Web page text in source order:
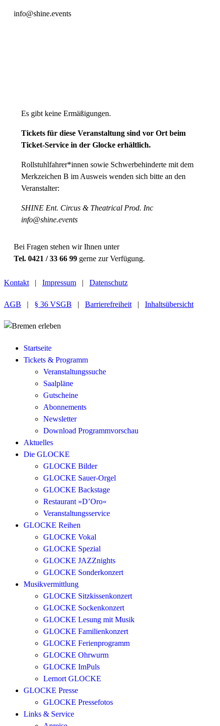
info@shine.events
Es gibt keine Ermäßigungen.
Tickets für diese Veranstaltung sind vor Ort beim
Ticket-Service in der Glocke erhältlich.
Rollstuhlfahrer*innen sowie Schwerbehinderte mit dem
Merkzeichen B im Ausweis wenden sich bitte an den
Veranstalter:
SHINE Ent. Circus & Theatrical Prod. Inc
info@shine.events
Bei Fragen stehen wir Ihnen unter
Tel. 0421 / 33 66 99 gerne zur Verfügung.
Kontakt| Impressum | Datenschutz
AGB | § 36 VSGB | Barrierefreiheit| Inhaltsübersicht
Startseite
Tickets & Programm
Veranstaltungssuche
Saalpläne
Gutscheine
Abonnements
Newsletter
Download Programmvorschau
Aktuelles
Die GLOCKE
GLOCKE Bilder
GLOCKE Sauer-Orgel
GLOCKE Backstage
Restaurant »D’Oro«
Veranstaltungsservice
GLOCKE Reihen
GLOCKE Vokal
GLOCKE Spezial
GLOCKE JAZZnights
GLOCKE Sonderkonzert
Musikvermittlung
GLOCKE Sitzkissenkonzert
GLOCKE Sockenkonzert
GLOCKE Lesung mit Musik
GLOCKE Familienkonzert
GLOCKE Ferienprogramm
GLOCKE Ohrwurm
GLOCKE ImPuls
Lernort GLOCKE
GLOCKE Presse
GLOCKE Pressefotos
Links & Service